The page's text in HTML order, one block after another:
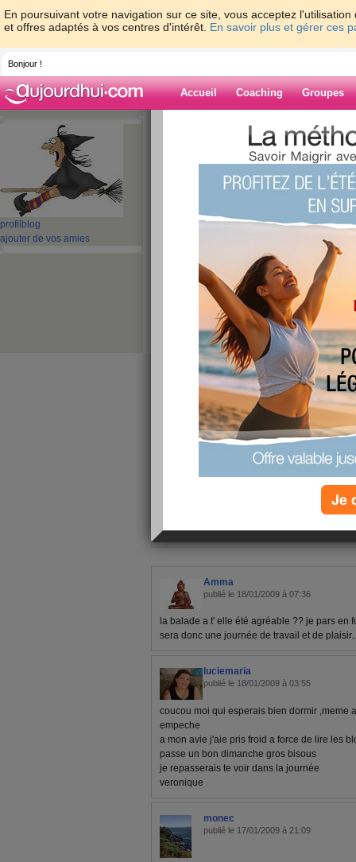
En poursuivant votre navigation sur ce site, vous acceptez
et offres adaptés à vos centres d'intérêt. En savoir plus et gérer ces
Bonjour !
Accueil Coaching Groupes
profil blog
ajouter de vos amies
> > Mon blog...
Blog de Raska
Mon blog...
sera court, car la journée est déjà bien
Mon fils s'est pointé ce matin avec ses
Maintenant ils sont partis et mon mari
balade avec Balou, car bientôt le soleil
demain vers 8 heures...Vivement le
Gros bisous et bonne fin d'après-midi :)
1 - 4 de 4
Amma
publié le 18/01/2009 à 07:36
la balade a t' elle été agréable ?? je pars en
sera donc une journée de travail et de
luciemaria
publié le 18/01/2009 à 03:55
coucou moi qui esperais bien dormir ,meme
empeche
a mon avie j'aie pris froid a force de lire les
passe un bon dimanche gros bisous
je repasserais te voir dans la journée
veronique
monec
publié le 17/01/2009 à 21:09
Je